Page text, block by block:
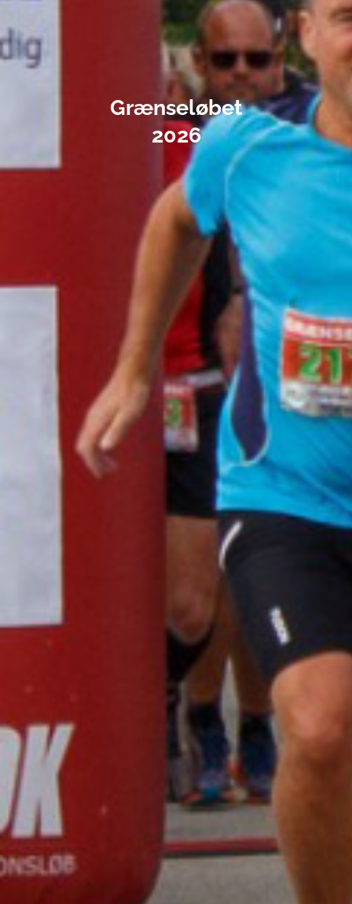
Grænseløbet
2026